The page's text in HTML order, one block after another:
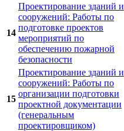
14
Проектирование зданий и
сооружений: Работы по
подготовке проектов
мероприятий по
обеспечению пожарной
безопасности
15
Проектирование зданий и
сооружений: Работы по
организации подготовки
проектной документации
(генеральным
проектировщиком)